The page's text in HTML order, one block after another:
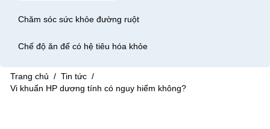
Chăm sóc sức khỏe đường ruột
Chế độ ăn để có hệ tiêu hóa khỏe
Trang chủ / Tin tức /
Vi khuẩn HP dương tính có nguy hiểm không?